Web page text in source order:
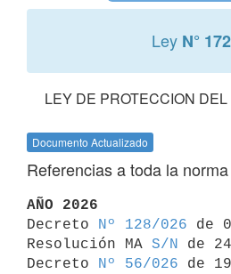
Ley N°
LEY DE PROTECCION
Documento Actualizado
Referencias a toda la norma
AÑO 2026
Decreto
Nº 128/026 de
Resolución MA S/N
de
Decreto
Nº 56/026 de